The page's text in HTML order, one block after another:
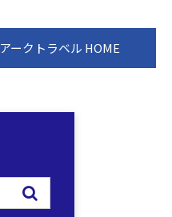
アークトラベル HOME